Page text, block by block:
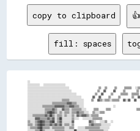
copy to clipboard
fill: spaces
░░░░░░░░░░░░░░░░░░░░░░░░░░░░░░░░░░                ▒▒  ▒▒
░░░░░░░░░░░░░░░░░░░░░░░░░░░░░░░░░░░░              ▒▒
░░░░░░░░░░░░░░░░░░░░░░░░░░░░░░░░░░░░░░░░          ▒▒  ▓▓
░░░░░░░░░░░░░░░░░░░░░░░░░░░░░░░░░░░░░░░░░░░░      ▓▓
░░░░░░░░░░░░░░░░░░░░░░░░░░░░▒▒▒▒▒▒░░░░░░░░░░░░    ▒▒
░░░░░░░░░░░░░░░░░░░░▒▒▒▒▒▒▒▒▒▒▒▒▓▓▓▓▒▒▒▒░░░░░░
░░░░░░░░░░░░▒▒▒▒▒▒▒▒▒▒▓▓▓▓▓▓▓▓▒▒▒▒▓▓▓▓▒▒▒▒░░░░                ░░
░░░░░░░░░░░░░░▒▒▒▒▒▒▓▓▒▒░░░░▓▓▒▒▒▒░░▒▒▒▒▒▒▒▒░░░░    ▒▒▒▒    ▒▒▒▒
░░░░░░░░░░░░░░▒▒▓▓██▓▓▒▒░░▒▒░░▒▒▒▒░░▒▒▒▒▓▓▒▒▒▒░░░░  ▒▒░░░░▒▒▒▒
░░░░▒▒▒▒▒▒▒▒▒▒▓▓▒▒██▒▒░░▒▒▒▒░░▒▒░░░░▒▒░░▓▓▒▒▓▓▓▓▒▒░░▒▒▒▒▒▒
░░░░░░▓▓▓▓▒▒▒▒▒▒▓▓▒▒▓▓░░▒▒██░░░░░░░░▒▒░░░░  ░░░░░░░░▒▒▒▒▒▒▒▒
▒▒░░░░▒▒▓▓██▓▓▒▒▒▒▓▓██░░▒▒▓▓░░░░░░░░▓▓        ▓▓▒▒░░  ░░░░▒▒  ░░
▒▒▒▒░░▒▒▓▓██▓▓▒▒▒▒▓▓▒▒▓▓▒▒▓▓░░▒▒▒▒░░▒▒        ▒▒▓▓▒▒▒▒▒▒░░░░░░░░
░░▒▒▒▒▒▒▓▓██▒▒▒▒▒▒░░▒▒▒▒▒▒▒▒▒▒░░░░▒▒▒▒  ░░░░░░▒▒▒▒▒▒▒▒▒▒▒▒░░░░░░░░